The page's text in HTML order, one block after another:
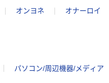
オンヨネ オナーロイ
パソコン/周辺機器/メディア